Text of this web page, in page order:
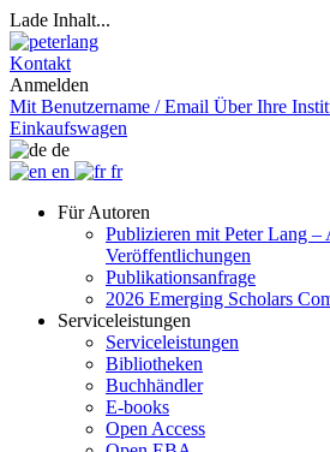
Lade Inhalt...
Kontakt
Anmelden
Mit Benutzername / Email Über Ihre
Einkaufswagen
de
en
fr
Für Autoren
Publizieren mit Peter Lang –
Veröffentlichungen
Publikationsanfrage
2026 Emerging Scholars
Serviceleistungen
Serviceleistungen
Bibliotheken
Buchhändler
E-books
Open Access